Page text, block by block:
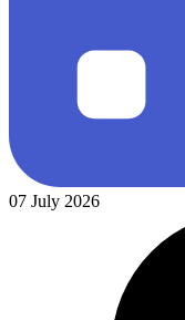
07 July 2026